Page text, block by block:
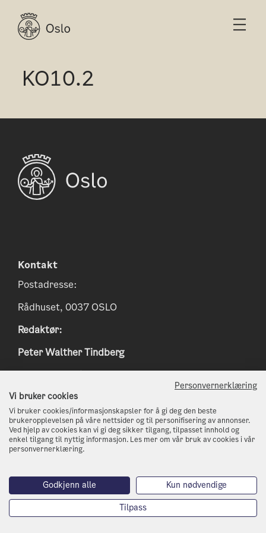
KO10.2
Kontakt
Postadresse:
Rådhuset, 0037 OSLO
Redaktør:
Peter Walther Tindberg
Epost:peter.tindberg@osloskolen.no
www.klimaoslo.no
postmottak@kli.oslo.kommune.no
http://www.oslo.kommune.no
Personvernerklæring
Vi bruker cookies
Vi bruker cookies/informasjonskapsler for å gi deg den beste
brukeropplevelsen på våre nettsider og til personifisering av annonser.
Ved hjelp av cookies kan vi gi deg sikker tilgang, tilpasset innhold og
enkel tilgang til nyttig informasjon. Les mer om vår bruk av cookies i vår
personvernerklæring.
Godkjenn alle
Kun nødvendige
Tilpass